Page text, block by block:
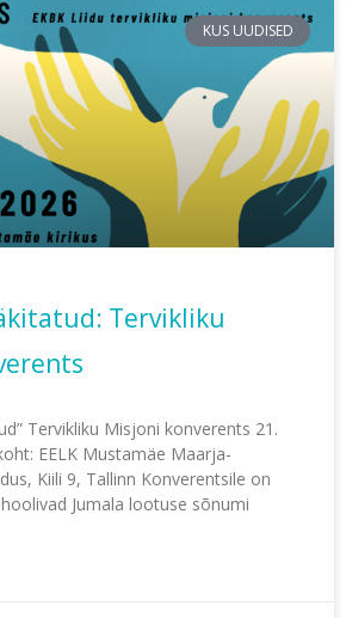
KUS UUDISED
Tervikliku
Tervikliku Misjoni konverents 21.
EELK Mustamäe Maarja-
Kiili 9, Tallinn Konverentsile on
Jumala lootuse sõnumi